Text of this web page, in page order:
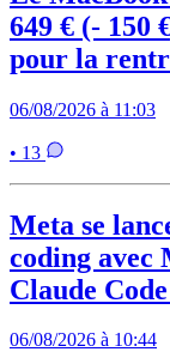
649 € (- 150
pour la
06/08/2026 à 11:03
• 13
Meta se
coding avec
Claude
06/08/2026 à 10:44